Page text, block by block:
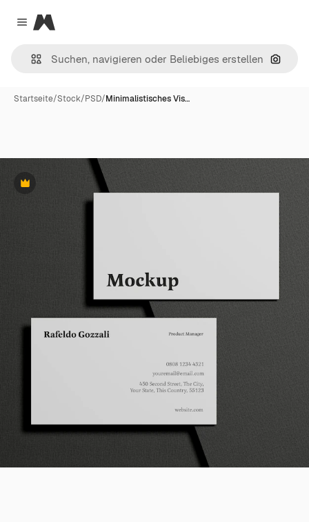
Close menu
Magnific
Nach
Startseite/Stock/PSD/Minimalistisches Vis…
Premium